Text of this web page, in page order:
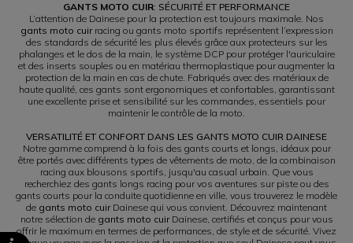
GANTS MOTO CUIR: SÉCURITÉ ET PERFORMANCE
L’attention de Dainese pour la protection est toujours maximale. Nos
gants moto cuirracing ou gants moto sportifs représentent l’expression
des standards de sécurité les plus élevés grâce aux protecteurs sur les
phalanges et le dos de la main, le système DCP pour protéger l'auriculaire
et des inserts souples ou en matériau thermoplastique pour augmenter la
protection de la main en cas de chute. Fabriqués avec des matériaux de
haute qualité, ces gants sont ergonomiques et confortables, garantissant
une excellente prise et sensibilité sur les commandes, essentiels pour
maintenir le contrôle de la moto.
VERSATILITÉ ET CONFORT DANS LES GANTS MOTO CUIR DAINESE
Notre gamme comprend à la fois des gants courts et longs, idéaux pour
être portés avec différents types de vêtements de moto, de la combinaison
racing aux blousons sportifs, jusqu'au casual urbain. Que vous
recherchiez des gants longs racing pour vos aventures sur piste ou des
gants courts pour la conduite quotidienne en ville, vous trouverez le modèle
de gants moto cuirDainese qui vous convient. Découvrez maintenant
notre sélection de gants moto cuirDainese, certifiés et conçus pour vous
offrir le maximum en termes de performances, de style et de sécurité. Vivez